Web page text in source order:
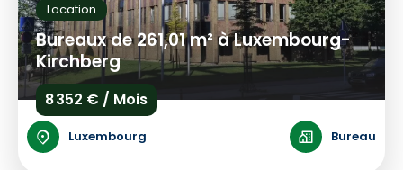
Location
Bureaux de 261,01 m² à Luxembourg-
Kirchberg
8 352 € / Mois
Luxembourg Bureau